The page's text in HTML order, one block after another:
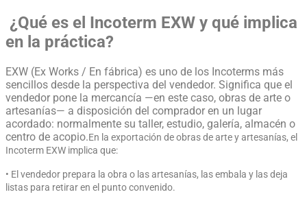
¿Qué es el Incoterm EXW y qué implica
en la práctica?
EXW (Ex Works / En fábrica) es uno de los Incoterms más
sencillos desde la perspectiva del vendedor. Significa que el
vendedor pone la mercancía —en este caso, obras de arte o
artesanías— a disposición del comprador en un lugar
acordado: normalmente su taller, estudio, galería, almacén o
centro de acopio.En la exportación de obras de arte y artesanías, el
Incoterm EXW implica que:
• El vendedor prepara la obra o las artesanías, las embala y las deja
listas para retirar en el punto convenido.